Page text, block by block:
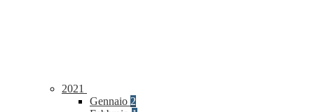
2021
Gennaio 2